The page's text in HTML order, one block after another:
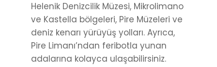
Helenik Denizcilik Müzesi, Mikrolimano
ve Kastella bölgeleri, Pire Müzeleri ve
deniz kenarı yürüyüş yolları. Ayrıca,
Pire Limanı’ndan feribotla yunan
adalarına kolayca ulaşabilirsiniz.